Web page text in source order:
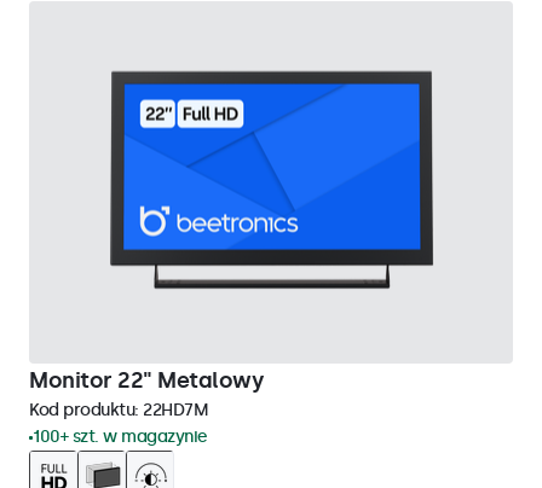
Monitor 22" Metalowy
Kod produktu: 22HD7M
100+ szt. w magazynie